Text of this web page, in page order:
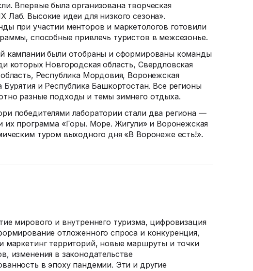
Впервые была организована творческая
Лаб. Высокие идеи для низкого сезона».
при участии менторов и маркетологов готовили
способные привлечь туристов в межсезонье.
кампании были отобраны и сформированы команды
которых Новгородская область, Свердловская
Республика Мордовия, Воронежская
Бурятия и Республика Башкортостан. Все регионы
разные подходы и темы зимнего отдыха.
победителями лаборатории стали два региона —
их программа «Горы. Море. Жигули» и Воронежская
туром выходного дня «В Воронеже есть!».
мирового и внутреннего туризма, цифровизация
отложенного спроса и конкуренция,
маркетинг территорий, новые маршруты и точки
изменения в законодательстве
в эпоху пандемии. Эти и другие